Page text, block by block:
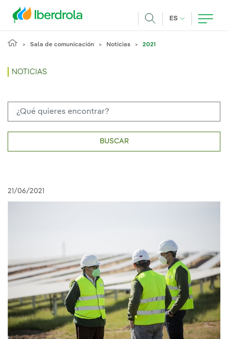
ES IDIOMA
Sala de comunicación Noticias 2021
NOTICIAS
BUSCAR
21/06/2021